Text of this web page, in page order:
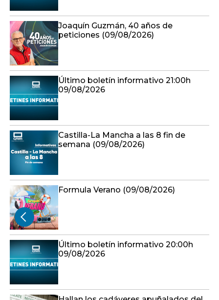
Joaquín Guzmán, 40 años de
peticiones (09/08/2026)
Último boletín informativo 21:00h
09/08/2026
Castilla-La Mancha a las 8 fin de
semana (09/08/2026)
Formula Verano (09/08/2026)
Último boletín informativo 20:00h
09/08/2026